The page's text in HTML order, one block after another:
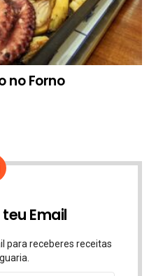
no Forno
Email
para receberes receitas